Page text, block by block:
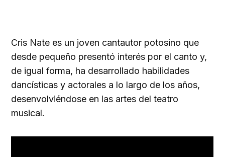
Cris Nate es un joven cantautor potosino que
desde pequeño presentó interés por el canto y,
de igual forma, ha desarrollado habilidades
dancísticas y actorales a lo largo de los años,
desenvolviéndose en las artes del teatro
musical.